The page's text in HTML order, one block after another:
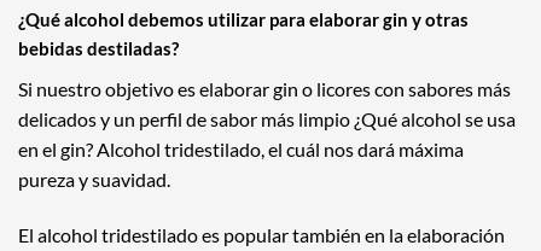
¿Qué alcohol debemos utilizar para elaborar gin y otras
bebidas destiladas?
Si nuestro objetivo es elaborar gin o licores con sabores más
delicados y un perfil de sabor más limpio ¿Qué alcohol se usa
en el gin? Alcohol tridestilado, el cuál nos dará máxima
pureza y suavidad.
El alcohol tridestilado es popular también en la elaboración